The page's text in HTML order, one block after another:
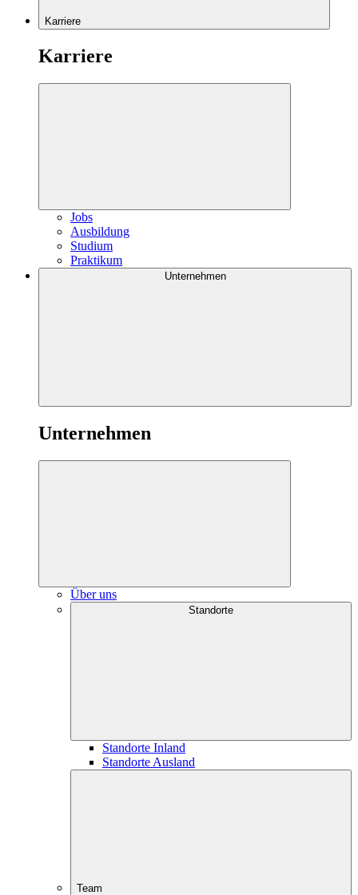
Karriere
Karriere
Jobs
Ausbildung
Studium
Praktikum
Unternehmen
Unternehmen
Über uns
Standorte
Standorte Inland
Standorte Ausland
Team